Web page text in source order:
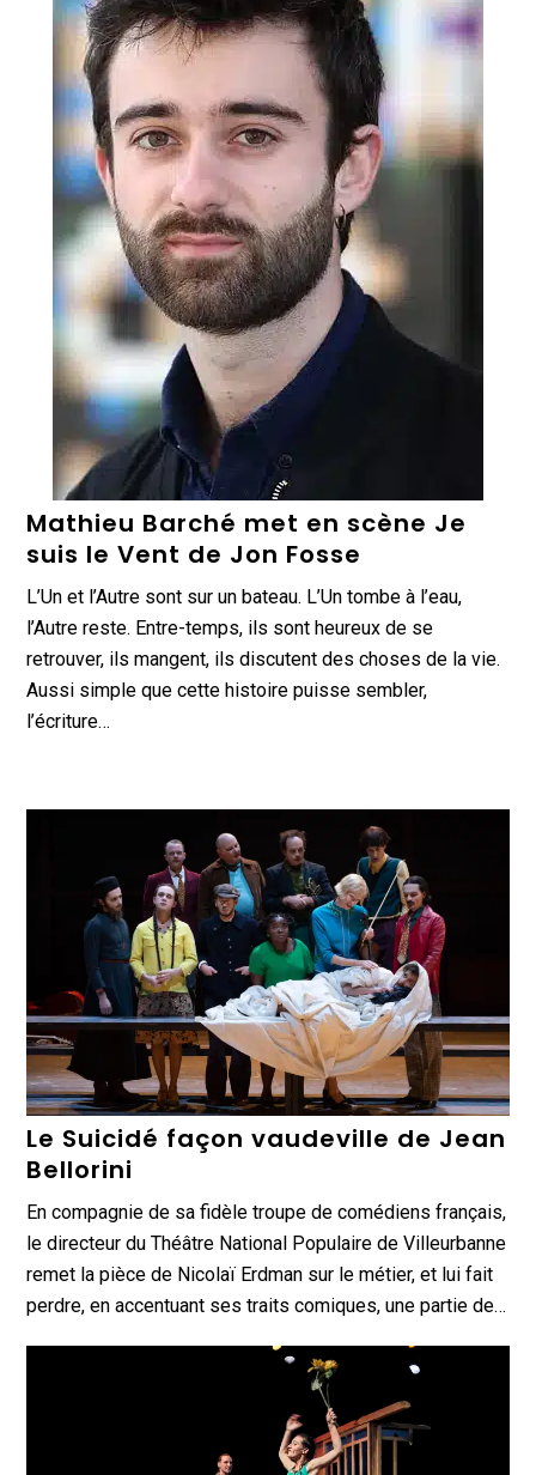
Mathieu Barché met en scène Je
suis le Vent de Jon Fosse
L’Un et l’Autre sont sur un bateau. L’Un tombe à l’eau,
l’Autre reste. Entre-temps, ils sont heureux de se
retrouver, ils mangent, ils discutent des choses de la vie.
Aussi simple que cette histoire puisse sembler,
l’écriture…
Le Suicidé façon vaudeville de Jean
Bellorini
En compagnie de sa fidèle troupe de comédiens français,
le directeur du Théâtre National Populaire de Villeurbanne
remet la pièce de Nicolaï Erdman sur le métier, et lui fait
perdre, en accentuant ses traits comiques, une partie de…